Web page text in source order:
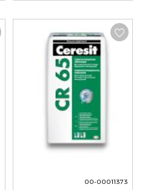
00-00011373